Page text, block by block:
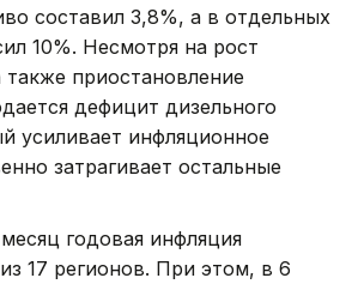
составил 3,8%, а в отдельных
10%. Несмотря на рост
приостановление
дефицит дизельного
усиливает инфляционное
затрагивает остальные
годовая инфляция
17 регионов. При этом, в 6